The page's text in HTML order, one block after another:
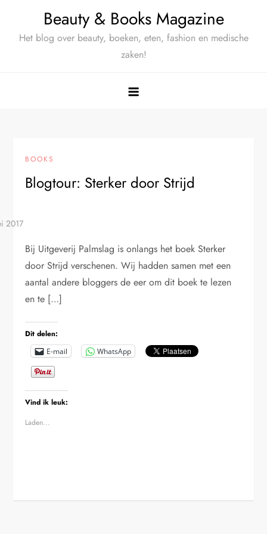
Beauty & Books Magazine
Het blog over beauty, boeken, eten, fashion en medische
zaken!
BOOKS
Blogtour: Sterker door Strijd
Bij Uitgeverij Palmslag is onlangs het boek Sterker
door Strijd verschenen. Wij hadden samen met een
aantal andere bloggers de eer om dit boek te lezen
en te […]
Dit delen:
E-mail WhatsApp
Vind ik leuk:
Laden...